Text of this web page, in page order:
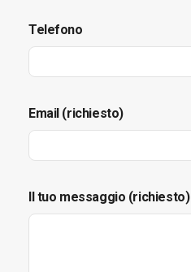
Telefono
Email (richiesto)
Il tuo messaggio (richiesto)